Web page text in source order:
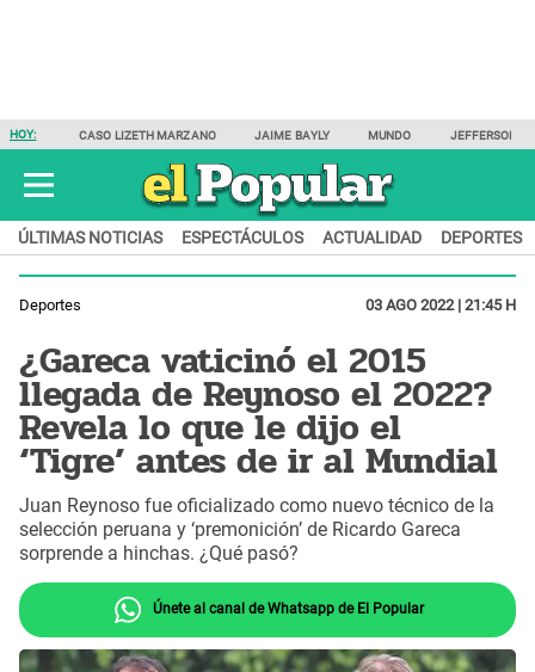
HOY: CASO LIZETH MARZANO JAIME BAYLY MUNDO JEFFERSON
ÚLTIMAS NOTICIAS ESPECTÁCULOS ACTUALIDAD DEPORTES
Deportes 03 AGO 2022 | 21:45 H
¿Gareca vaticinó el 2015
llegada de Reynoso el 2022?
Revela lo que le dijo el
‘Tigre’ antes de ir al Mundial
Juan Reynoso fue oficializado como nuevo técnico de la
selección peruana y ‘premonición’ de Ricardo Gareca
sorprende a hinchas. ¿Qué pasó?
Únete al canal de Whatsapp de El Popular